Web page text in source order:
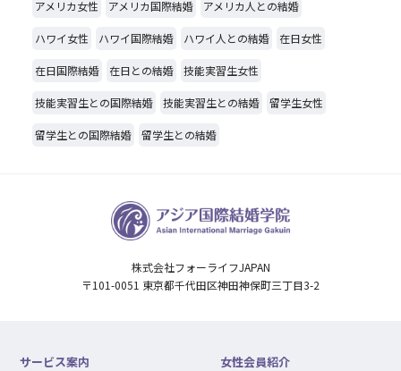
アメリカ女性 アメリカ国際結婚 アメリカ人との結婚
ハワイ女性 ハワイ国際結婚 ハワイ人との結婚 在日女性
在日国際結婚 在日との結婚 技能実習生女性
技能実習生との国際結婚 技能実習生との結婚 留学生女性
留学生との国際結婚 留学生との結婚
株式会社フォーライフJAPAN
〒101-0051 東京都千代田区神田神保町三丁目3-2
サービス案内 女性会員紹介